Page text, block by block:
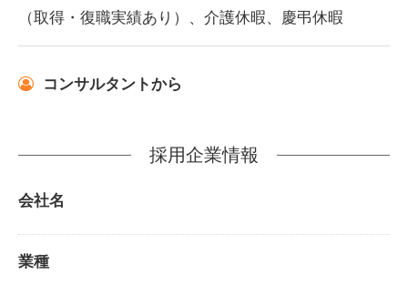
（取得・復職実績あり）、介護休暇、慶弔休暇
コンサルタントから
採用企業情報
会社名
業種